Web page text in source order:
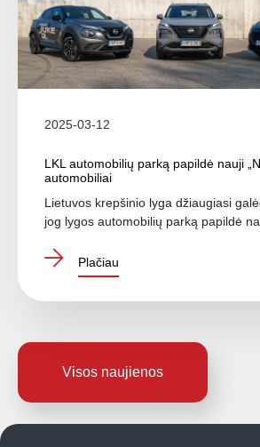
2025-03-12
LKL automobilių parką papildė nauji
automobiliai
Lietuvos krepšinio lyga džiaugiasi
jog lygos automobilių parką papildė
Plačiau
Visos naujienos